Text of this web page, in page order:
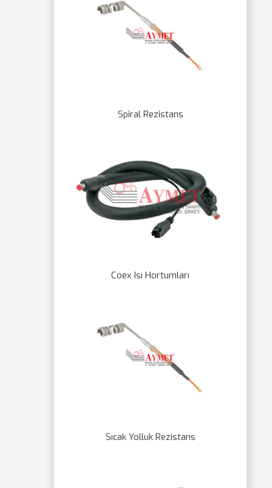
Spiral Rezistans
Coex Isı Hortumları
Sıcak Yolluk Rezistans